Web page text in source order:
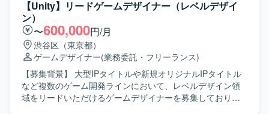
きます。 ・ユーザー課題、事業課題、マーケット仮説を踏
まえた体験設計をリードしていただきます。 ・Figmaを用
いたワイヤーフレーム作成、UIデザイン、プロトタイプ作
成を行っていただきます。 ・v0、Lovable、Claude Code、
Cursor等のAIツールを活用した動くプロトタイプの作成と
検証を行っていただきます。 ・事業責任者、プロダクトマ
ネージャー、エンジニア、マーケティングメンバーと連携
しながらプロダクトの立ち上げと改善を推進していただき
【Unity】リードゲームデザイナー（レベルデザイ
ン）
〜600,000円/月
渋谷区（東京都）
ゲームデザイナー(業務委託・フリーランス)
【募集背景】 大型IPタイトルや新規オリジナルIPタイトル
など複数のゲーム開発ラインにおいて、レベルデザイン領
域をリードいただけるゲームデザイナーを募集しておりま